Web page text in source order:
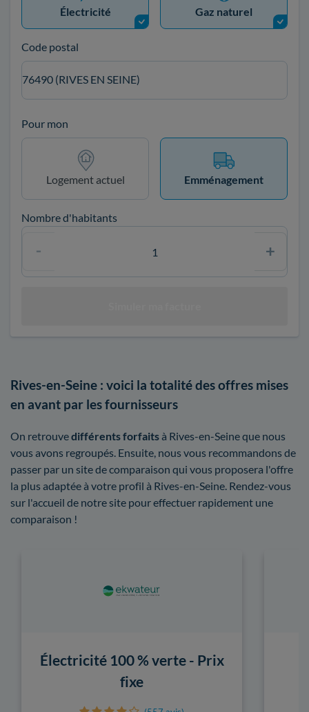
Électricité Gaz naturel
Code postal
76490 (RIVES EN SEINE)
Pour mon
Logement actuel Emménagement
Nombre d'habitants
Rives-en-Seine : voici la totalité des offres mises
en avant par les fournisseurs
On retrouvedifférents forfaitsà Rives-en-Seine que nous
vous avons regroupés. Ensuite, nous vous recommandons de
passer par un site de comparaison qui vous proposera l'offre
la plus adaptée à votre profil à Rives-en-Seine. Rendez-vous
sur l'accueil de notre site pour effectuer rapidement une
comparaison !
Électricité 100 % verte - Prix
fixe